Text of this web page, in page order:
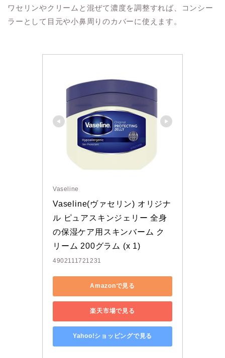
ワセリンやクリームと混ぜて濃度を調整すれば、コンシー
ラーとして目元や小鼻周りのカバーに使えます。
Vaseline
Vaseline(ヴァセリン) オリジナ
ル ピュアスキンジェリー 全身
の保湿ケア用スキンバーム ク
リーム 200グラム (x 1)
4902111721231
Amazonで見る
楽天市場で見る
Yahoo!ショッピングで見る